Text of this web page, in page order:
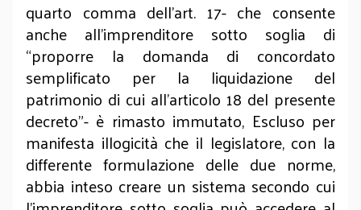
quarto comma dell’art. 17- che consente
anche all’imprenditore sotto soglia di
“proporre la domanda di concordato
semplificato per la liquidazione del
patrimonio di cui all'articolo 18 del presente
decreto”- è rimasto immutato, Escluso per
manifesta illogicità che il legislatore, con la
differente formulazione delle due norme,
abbia inteso creare un sistema secondo cui